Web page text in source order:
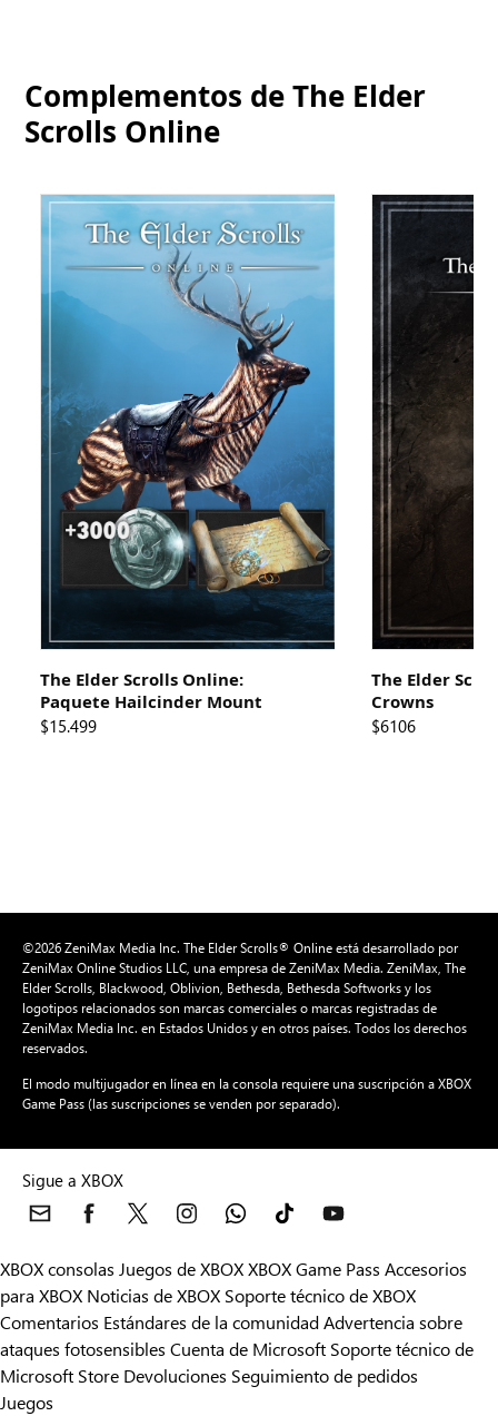
Complementos de The Elder
Scrolls Online
The Elder Scrolls Online:
Paquete Hailcinder Mount
$15.499
The Elder
Crowns
$6106
©2026 ZeniMax Media Inc. The Elder Scrolls® Online está desarrollado por
ZeniMax Online Studios LLC, una empresa de ZeniMax Media. ZeniMax, The
Elder Scrolls, Blackwood, Oblivion, Bethesda, Bethesda Softworks y los
logotipos relacionados son marcas comerciales o marcas registradas de
ZeniMax Media Inc. en Estados Unidos y en otros países. Todos los derechos
reservados.
El modo multijugador en línea en la consola requiere una suscripción a XBOX
Game Pass (las suscripciones se venden por separado).
Sigue a XBOX
XBOX consolas Juegos de XBOXXBOX Game Pass Accesorios
para XBOX Noticias de XBOX Soporte técnico de XBOX
Comentarios Estándares de la comunidadAdvertencia sobre
ataques fotosensibles Cuenta de Microsoft Soporte técnico de
Microsoft Store Devoluciones Seguimiento de pedidos
Juegos